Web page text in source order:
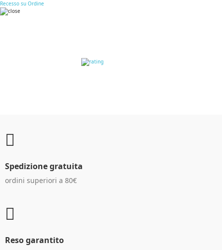
Recesso su Ordine
RECENSIONI DEI
Spedizione gratuita
ordini superiori a 80€
Reso garantito